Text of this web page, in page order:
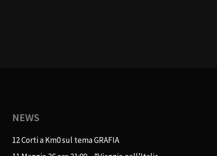
NEWS
12 Corti a Km0 sul tema GRAFIA